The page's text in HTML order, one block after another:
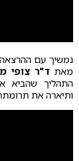
נמשיך עם ההרצאה
מאתד"ר צופי
ותיארה את